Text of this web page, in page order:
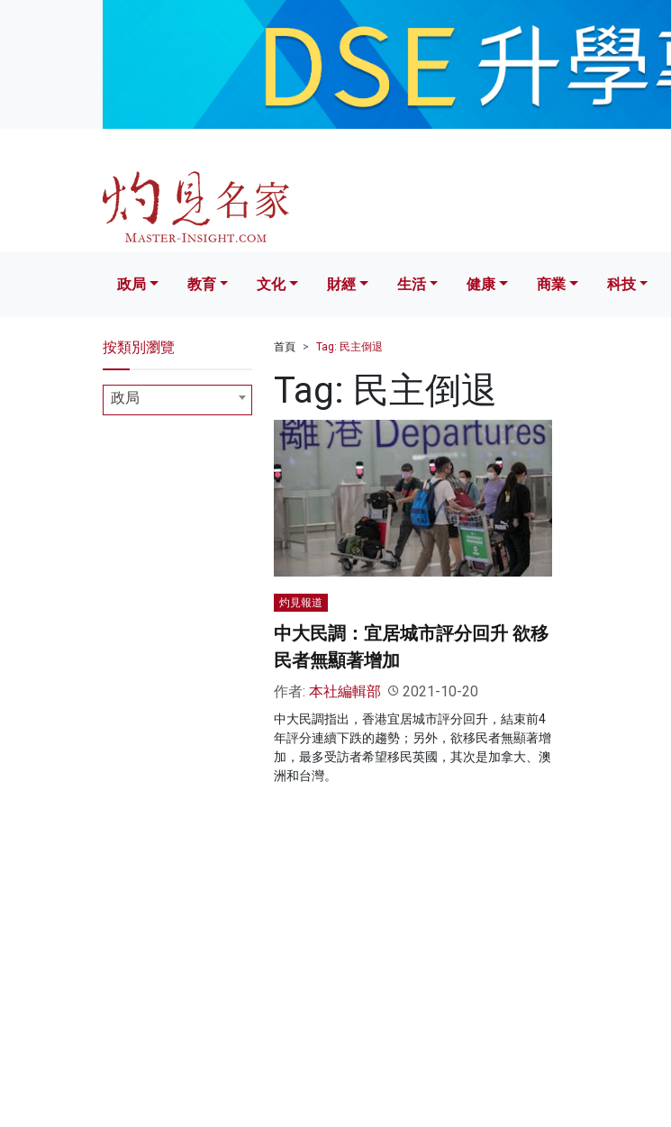
文化 財經 生活 健康 科技
政局 教育 文化 財經 生活 健康 商業 科技
首頁 Tag: 民主倒退
Tag: 民主倒退
灼見報道
中大民調：宜居城市評分回升 欲移
民者無顯著增加
作者: 本社編輯部 2021-10-20
中大民調指出，香港宜居城市評分回升，結束前4
年評分連續下跌的趨勢；另外，欲移民者無顯著增
加，最多受訪者希望移民英國，其次是加拿大、澳
洲和台灣。
按類別瀏覽
政局